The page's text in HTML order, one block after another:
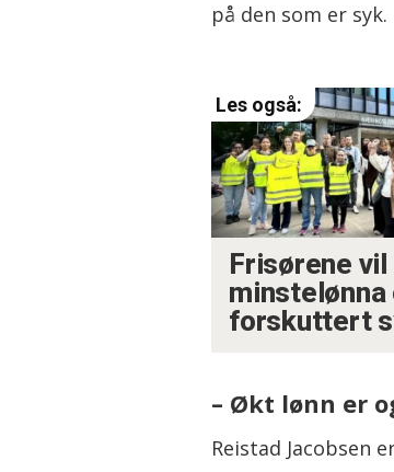
på den som er syk.
Frisørene vil
minstelønna
forskuttert
– Økt lønn er
Reistad Jacobsen